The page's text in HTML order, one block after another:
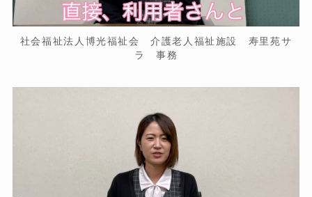
社会福祉法人博光福祉会 介護老人福祉施設 寿里苑サ
ラ 事務